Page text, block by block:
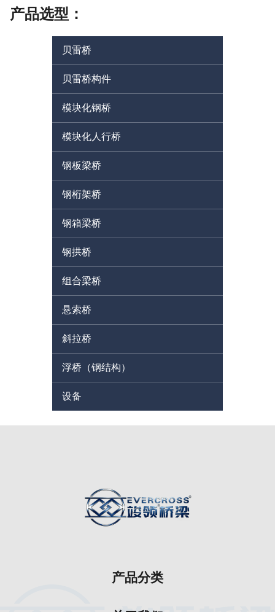
产品选型：
贝雷桥
贝雷桥构件
模块化钢桥
模块化人行桥
钢板梁桥
钢桁架桥
钢箱梁桥
钢拱桥
组合梁桥
悬索桥
斜拉桥
浮桥（钢结构）
设备
产品分类